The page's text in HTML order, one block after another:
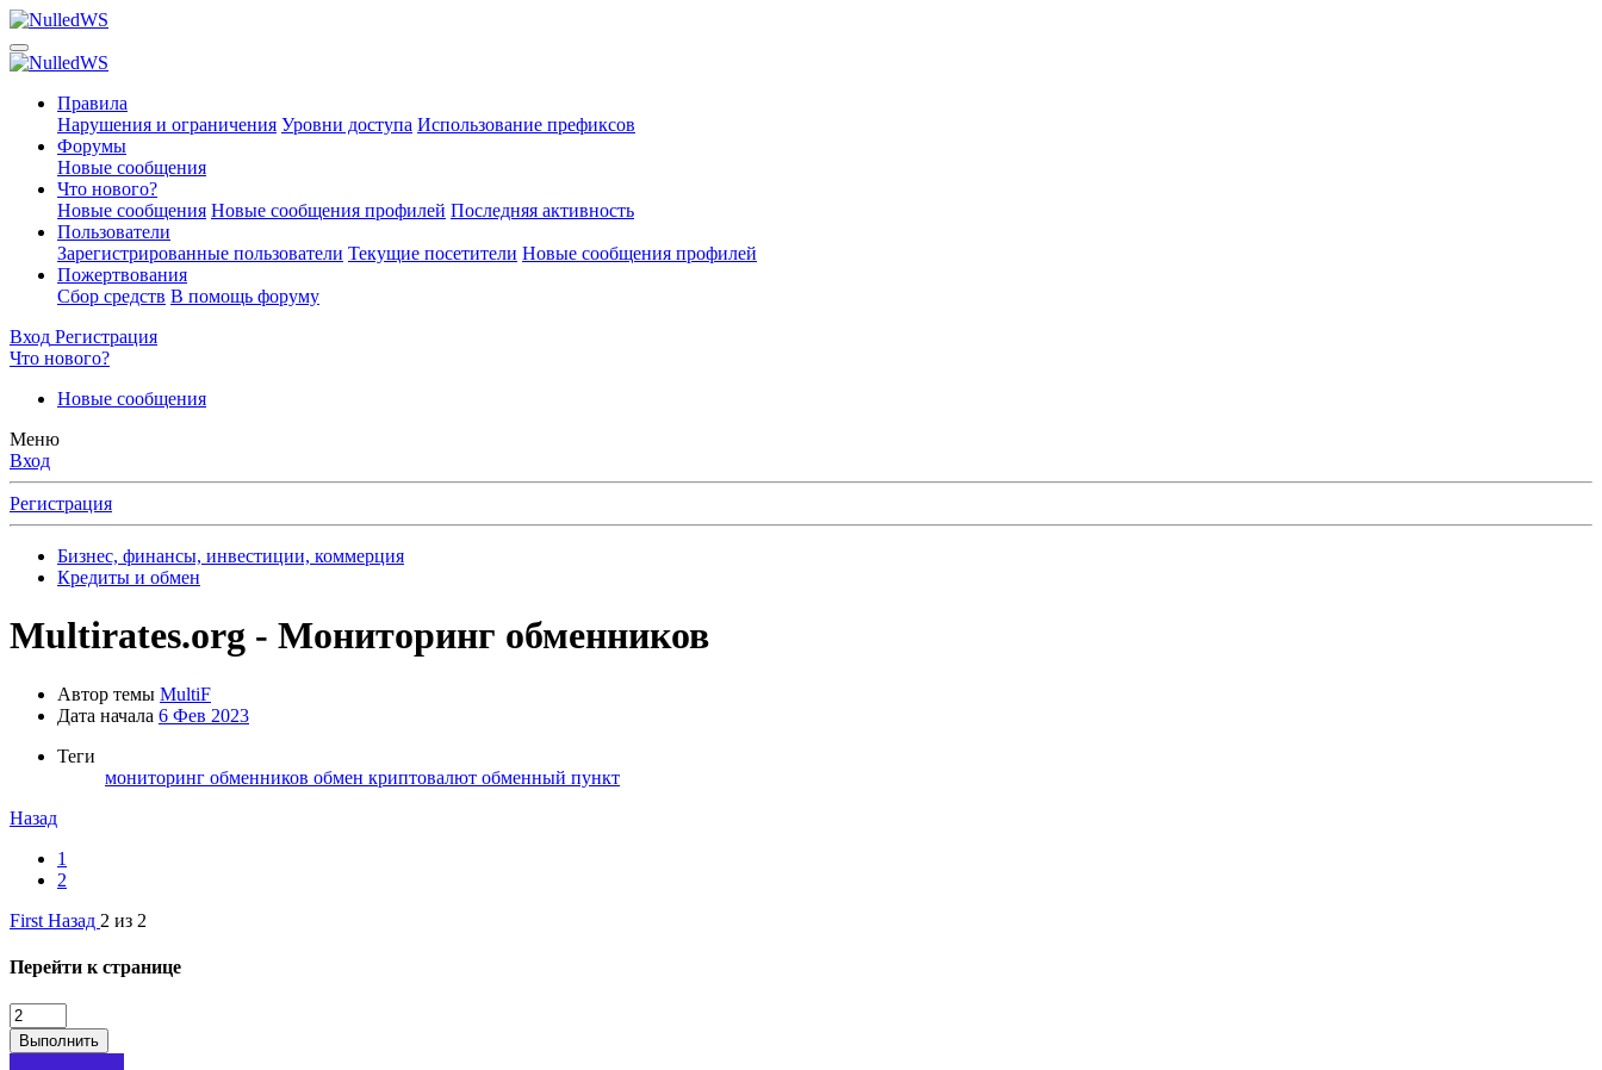
Правила
Нарушения и ограничения Уровни доступа Использование префиксов
Форумы
Новые сообщения
Что нового?
Новые сообщения Новые сообщения профилей Последняя активность
Пользователи
Зарегистрированные пользователи Текущие посетители Новые сообщения профилей
Пожертвования
Сбор средств В помощь форуму
Вход Регистрация
Что нового?
Новые сообщения
Меню
Вход
Регистрация
Бизнес, финансы, инвестиции, коммерция
Кредиты и обмен
Multirates.org - Мониторинг обменников
Автор темы MultiF
Дата начала 6 Фев 2023
Теги
мониторинг обменников обмен криптовалют обменный пункт
Назад
1
2
First Назад 2 из 2
Перейти к странице
Выполнить